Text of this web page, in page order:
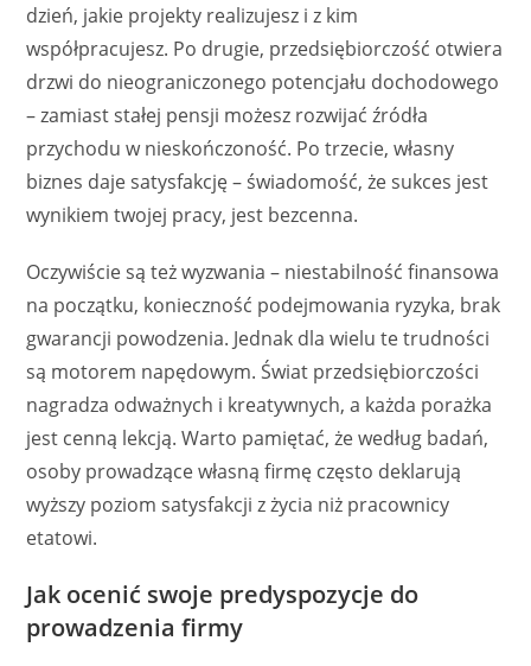
dzień, jakie projekty realizujesz i z kim
współpracujesz. Po drugie, przedsiębiorczość otwiera
drzwi do nieograniczonego potencjału dochodowego
– zamiast stałej pensji możesz rozwijać źródła
przychodu w nieskończoność. Po trzecie, własny
biznes daje satysfakcję – świadomość, że sukces jest
wynikiem twojej pracy, jest bezcenna.
Oczywiście są też wyzwania – niestabilność finansowa
na początku, konieczność podejmowania ryzyka, brak
gwarancji powodzenia. Jednak dla wielu te trudności
są motorem napędowym. Świat przedsiębiorczości
nagradza odważnych i kreatywnych, a każda porażka
jest cenną lekcją. Warto pamiętać, że według badań,
osoby prowadzące własną firmę często deklarują
wyższy poziom satysfakcji z życia niż pracownicy
etatowi.
Jak ocenić swoje predyspozycje do
prowadzenia firmy